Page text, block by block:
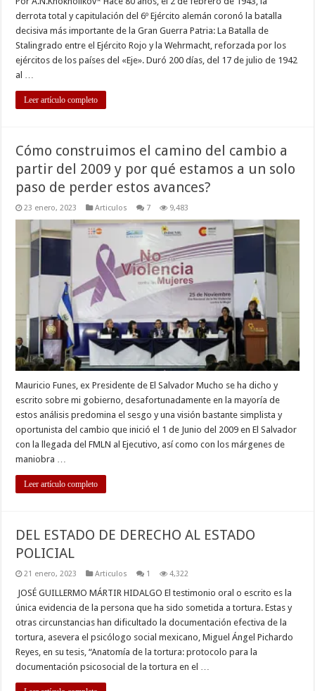
derrota total y capitulación del 6º Ejército alemán coronó la batalla
decisiva más importante de la Gran Guerra Patria: La Batalla de
Stalingrado entre el Ejército Rojo y la Wehrmacht, reforzada por los
ejércitos de los países del «Eje». Duró 200 días, del 17 de julio de 1942
al …
Leer artículo completo
Cómo construimos el camino del cambio a
partir del 2009 y por qué estamos a un solo
paso de perder estos avances?
23 enero, 2023 Articulos 7 9,483
Mauricio Funes, ex Presidente de El Salvador Mucho se ha dicho y
escrito sobre mi gobierno, desafortunadamente en la mayoría de
estos análisis predomina el sesgo y una visión bastante simplista y
oportunista del cambio que inició el 1 de Junio del 2009 en El Salvador
con la llegada del FMLN al Ejecutivo, así como con los márgenes de
maniobra …
Leer artículo completo
DEL ESTADO DE DERECHO AL ESTADO
POLICIAL
21 enero, 2023 Articulos 1 4,322
JOSÉ GUILLERMO MÁRTIR HIDALGO El testimonio oral o escrito es la
única evidencia de la persona que ha sido sometida a tortura. Estas y
otras circunstancias han dificultado la documentación efectiva de la
tortura, asevera el psicólogo social mexicano, Miguel Ángel Pichardo
Reyes, en su tesis, “Anatomía de la tortura: protocolo para la
documentación psicosocial de la tortura en el …